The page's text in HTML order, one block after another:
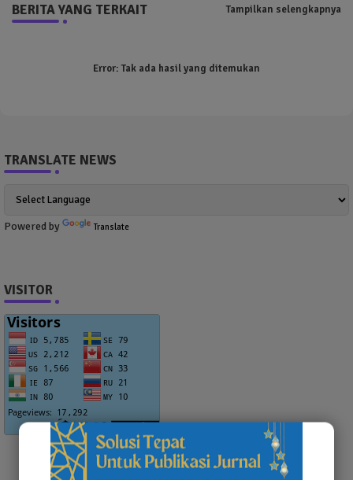
BERITA YANG TERKAIT Tampilkan selengkapnya
Error:Tak ada hasil yang ditemukan
TRANSLATE NEWS
Powered by Translate
VISITOR